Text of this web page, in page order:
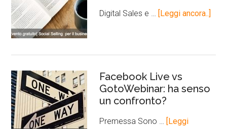
Digital Sales e … [Leggi ancora..]
Facebook Live vs
GotoWebinar: ha senso
un confronto?
Premessa Sono …
[Leggi